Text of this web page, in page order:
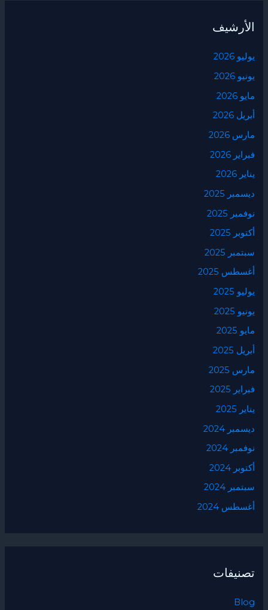
الأرشيف
يوليو 2026
يونيو 2026
مايو 2026
أبريل 2026
مارس 2026
فبراير 2026
يناير 2026
ديسمبر 2025
نوفمبر 2025
أكتوبر 2025
سبتمبر 2025
أغسطس 2025
يوليو 2025
يونيو 2025
مايو 2025
أبريل 2025
مارس 2025
فبراير 2025
يناير 2025
ديسمبر 2024
نوفمبر 2024
أكتوبر 2024
سبتمبر 2024
أغسطس 2024
تصنيفات
Blog